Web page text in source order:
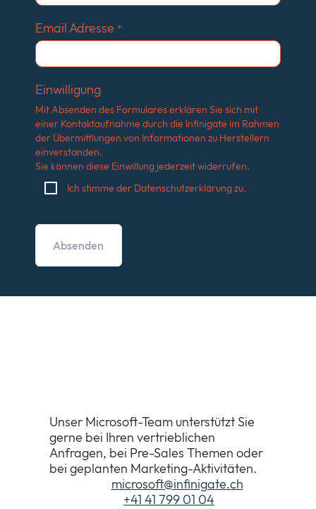
Email Adresse *
Einwilligung
Mit Absenden des Formulares erklären Sie sich mit
einer Kontaktaufnahme durch die Infinigate im Rahmen
der Übermittlungen von Informationen zu Herstellern
einverstanden.
Sie können diese Einwillung jederzeit widerrufen.
Ich stimme der Datenschutzerklärung zu.
Unser Microsoft-Team unterstützt Sie
gerne bei Ihren vertrieblichen
Anfragen, bei Pre-Sales Themen oder
bei geplanten Marketing-Aktivitäten.
microsoft@infinigate.ch
+41 41 799 01 04